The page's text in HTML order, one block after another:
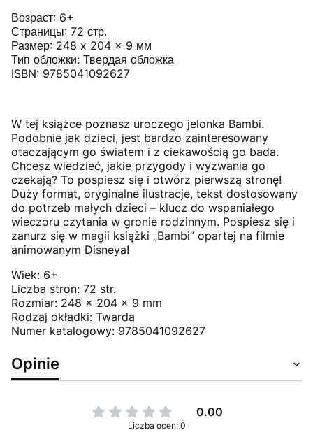
Возраст: 6+
Страницы: 72 стр.
Размер: 248 x 204 x 9 мм
Тип обложки: Твердая обложка
ISBN: 9785041092627
W tej książce poznasz uroczego jelonka Bambi.
Podobnie jak dzieci, jest bardzo zainteresowany
otaczającym go światem i z ciekawością go bada.
Chcesz wiedzieć, jakie przygody i wyzwania go
czekają? To pospiesz się i otwórz pierwszą stronę!
Duży format, oryginalne ilustracje, tekst dostosowany
do potrzeb małych dzieci – klucz do wspaniałego
wieczoru czytania w gronie rodzinnym. Pospiesz się i
zanurz się w magii książki „Bambi” opartej na filmie
animowanym Disneya!
Wiek: 6+
Liczba stron: 72 str.
Rozmiar: 248 x 204 x 9 mm
Rodzaj okładki: Twarda
Numer katalogowy: 9785041092627
Opinie
0.00
Liczba ocen: 0